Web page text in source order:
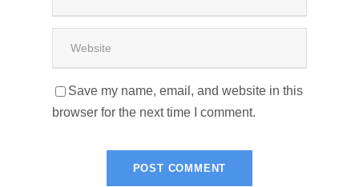
Save my name, email, and website in this
browser for the next time I comment.